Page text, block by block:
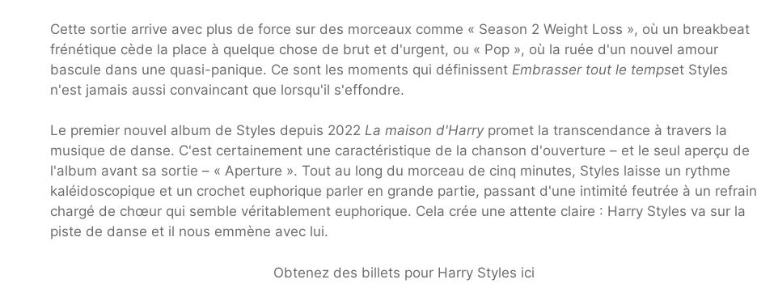
Cette sortie arrive avec plus de force sur des morceaux comme « Season 2 Weight Loss », où un breakbeat
frénétique cède la place à quelque chose de brut et d'urgent, ou « Pop », où la ruée d'un nouvel amour
bascule dans une quasi-panique. Ce sont les moments qui définissent Embrasser tout le tempset Styles
n'est jamais aussi convaincant que lorsqu'il s'effondre.
Le premier nouvel album de Styles depuis 2022 La maison d'Harrypromet la transcendance à travers la
musique de danse. C'est certainement une caractéristique de la chanson d'ouverture – et le seul aperçu de
l'album avant sa sortie – « Aperture ». Tout au long du morceau de cinq minutes, Styles laisse un rythme
kaléidoscopique et un crochet euphorique parler en grande partie, passant d'une intimité feutrée à un refrain
chargé de chœur qui semble véritablement euphorique. Cela crée une attente claire : Harry Styles va sur la
piste de danse et il nous emmène avec lui.
Obtenez des billets pour Harry Styles ici